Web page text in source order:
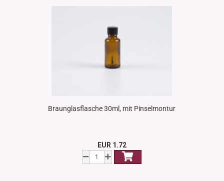
Braunglasflasche 30ml, mit Pinselmontur
EUR 1.72